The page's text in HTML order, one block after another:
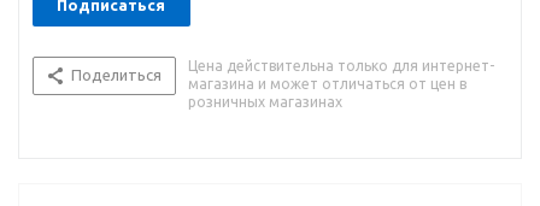
Подписаться
Поделиться
Цена действительна только для интернет-
магазина и может отличаться от цен в
розничных магазинах